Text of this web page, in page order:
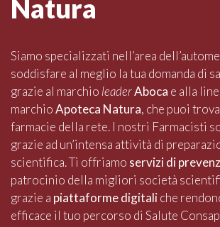
Natura
Siamo specializzati nell’area
soddisfare al meglio la tua domanda di
grazie al marchio leaderAboca e alla
marchioApoteca Natura, che puoi
farmacie della rete. I nostri Farmacisti
grazie ad un’intensa attività di
scientifica. Ti offriamo servizi di
patrocinio della migliori società
grazie a piattaforme digitaliche
efficace il tuo percorso di Salute